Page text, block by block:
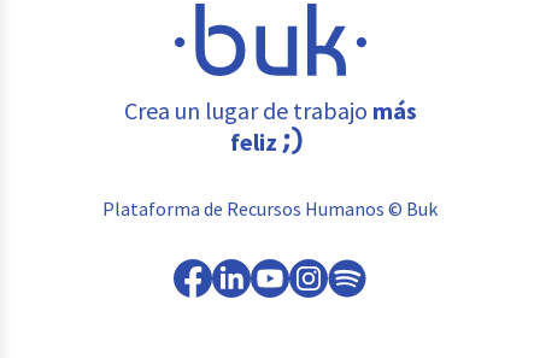
Crea un lugar de trabajo más
feliz
Plataforma de Recursos Humanos © Buk